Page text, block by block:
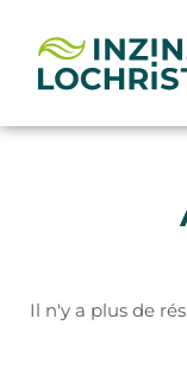
Aller
au
contenu
Il n'y a plus de